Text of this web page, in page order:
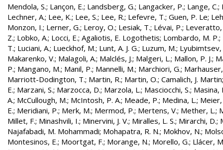
Mendola, S.; Lançon, E.; Landsberg, G.; Langacker, P.; Lange, C.;
Lechner, A.; Lee, K.; Lee, S.; Lee, R.; Lefevre, T.; Guen, P. Le;
Monzon, I.; Lerner, G.; Leroy, O.; Lesiak, T.; Lévai, P.; Leveratto,
Z.; Lobko, A.; Locci, E.; Agaliotis, E. Logothetis; Lombardo, M. P.;
T.; Luciani, A.; Lueckhof, M.; Lunt, A. J. G.; Luzum, M.; Lyubimtsev,
Makarenko, V.; Malagoli, A.; Malclés, J.; Malgeri, L.; Mallon, P. J.;
P.; Mangano, M.; Manil, P.; Mannelli, M.; Marchiori, G.;
Marriott-Dodington, T.; Martin, R.; Martin, O.; Camalich, J. Martin
E.; Marzani, S.; Marzocca, D.; Marzola, L.; Masciocchi, S.; Masina,
A.; McCullough, M.; McIntosh, P. A.; Meade, P.; Medina, L.; Meier,
E.; Meridiani, P.; Merk, M.; Mermod, P.; Mertens, V.; Mether, L.;
Millet, F.; Minashvili, I.; Minervini, J. V.; Miralles, L. S.; Mirarchi, D.;
Najafabadi, M. Mohammadi; Mohapatra, R. N.; Mokhov, N.;
Montesinos, E.; Moortgat, F.; Morange, N.; Morello, G.; Llácer,